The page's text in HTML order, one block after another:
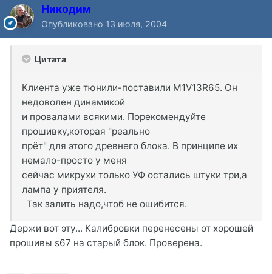
Никодим
Опубликовано 13 июля, 2004
Цитата
Клиента уже тюнили-поставили M1V13R65. Он
недоволен динамикой
и провалами всякими. Порекомендуйте
прошивку,которая "реально
прёт" для этого древнего блока. В принципе их
немало-просто у меня
сейчас микрухи только УФ остались штуки три,а
лампа у приятеля.
Так залить надо,чтоб не ошибится.
Держи вот эту... Калибровки перенесены от хорошей
прошивы s67 на старый блок. Проверена.